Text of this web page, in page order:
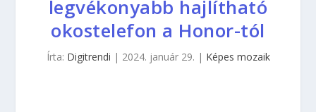
legvékonyabb hajlítható
okostelefon a Honor-tól
Írta: Digitrendi | 2024. január 29. | Képes mozaik